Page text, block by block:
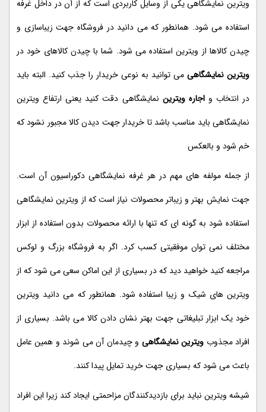
ویترین نمایشگاهی یکی از وسایل کاربردی است که از آن در داخل غرفه
استفاده می شود. همانطور که می دانید در فروشگاه جهت زیباسازی و
چیدن کالاها از ویترین استفاده می شود. شما با چیدن کالاهای خود در
ویترین نمایشگاهی می توانید به نوعی خریدار را جذب کنید. البته باید
در انتخاب واجاره ویترین نمایشگاهی دقت کنید یعنی ارتفاع ویترین
نمایشگاهی باید مناسب باشد تا خریدار جهت دیدن کالا مجبور نشود که
خم شود و بالعکس
از جمله مولفه های مهم در هر غرفه نمایشگاهی دکوراسیون آن است.
جهت نمایش بهتر و زیباتر محصولات نیاز است که از ویترین نمایشگاهی
استفاده شود به گونه ای که تنها با ارائه محصولات بدون استفاده از ابزار
مختلف نمی توان موفقیتی کسب کرد. اگر به فروشگاه بزرگ و لوکس
مراجعه کنید خواهید دید که در بسیاری از این اماکن سعی می شود که از
ویترین های شیک و زیبا استفاده شود. همانطور که می دانید ویترین
خود یک ابزار تبلیغاتی جهت بهتر نشان دادن کالا می باشد. بسیاری از
افراد مجذوب ویترین نمایشگاهی و چیدمان آن می شوند و همین عامل
باعث می شود که بسیاری جهت خرید تمایل پیدا کنند.
شیشه ویترین نباید برای بازدیدکنندگان مزاحمتی ایجاد کند زیرا این افراد